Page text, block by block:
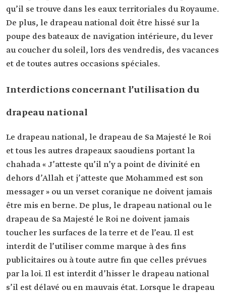
qu’il se trouve dans les eaux territoriales du Royaume.
De plus, le drapeau national doit être hissé sur la
poupe des bateaux de navigation intérieure, du lever
au coucher du soleil, lors des vendredis, des vacances
et de toutes autres occasions spéciales.
Interdictions concernant l’utilisation du
drapeau national
Le drapeau national, le drapeau de Sa Majesté le Roi
et tous les autres drapeaux saoudiens portant la
chahada « J’atteste qu’il n’y a point de divinité en
dehors d’Allah et j’atteste que Mohammed est son
messager » ou un verset coranique ne doivent jamais
être mis en berne. De plus, le drapeau national ou le
drapeau de Sa Majesté le Roi ne doivent jamais
toucher les surfaces de la terre et de l’eau. Il est
interdit de l’utiliser comme marque à des fins
publicitaires ou à toute autre fin que celles prévues
par la loi. Il est interdit d’hisser le drapeau national
s’il est délavé ou en mauvais état. Lorsque le drapeau